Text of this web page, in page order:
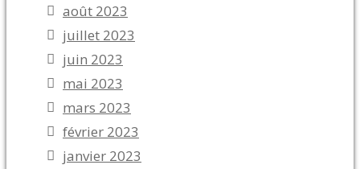
août 2023
juillet 2023
juin 2023
mai 2023
mars 2023
février 2023
janvier 2023